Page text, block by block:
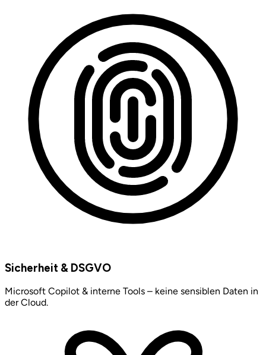
Sicherheit & DSGVO
Microsoft Copilot & interne Tools – keine sensiblen Daten in
der Cloud.